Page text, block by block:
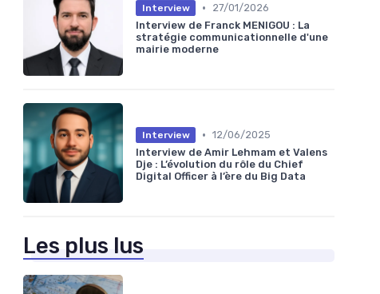
Interview •
27/01/2026
Interview de Franck MENIGOU : La
stratégie communicationnelle d'une
mairie moderne
Interview • 12/06/2025
Interview de Amir Lehmam et Valens
Dje : L’évolution du rôle du Chief
Digital Officer à l’ère du Big Data
Les plus lus